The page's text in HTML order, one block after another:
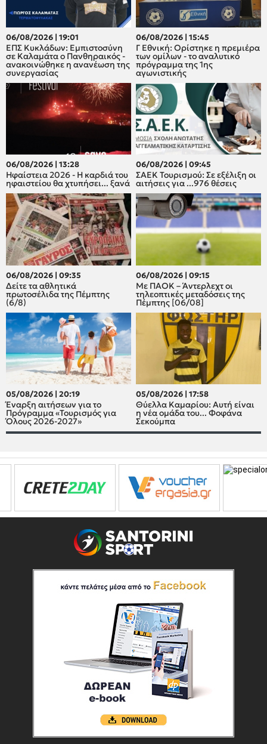
06/08/2026 | 19:01
ΕΠΣ Κυκλάδων: Εμπιστοσύνη
σε Καλαμάτα ο Πανθηραικός -
ανακοινώθηκε η ανανέωση της
συνεργασίας
06/08/2026 | 15:45
Γ Εθνική: Ορίστηκε η πρεμιέρα
των ομίλων - το αναλυτικό
πρόγραμμα της 1ης
αγωνιστικής
06/08/2026 | 13:28
Ηφαίστεια 2026 - Η καρδιά του
ηφαιστείου θα χτυπήσει... ξανά
06/08/2026 | 09:45
ΣΑΕΚ Τουρισμού: Σε εξέλιξη οι
αιτήσεις για ...976 θέσεις
06/08/2026 | 09:35
Δείτε τα αθλητικά
πρωτοσέλιδα της Πέμπτης
(6/8)
06/08/2026 | 09:15
Με ΠΑΟΚ – Άντερλεχτ οι
τηλεοπτικές μεταδόσεις της
Πέμπτης [06/08]
05/08/2026 | 20:19
Έναρξη αιτήσεων για το
Πρόγραμμα «Τουρισμός για
Όλους 2026-2027»
05/08/2026 | 17:58
Θύελλα Καμαρίου: Αυτή είναι
η νέα ομάδα του... Φοφάνα
Σεκούμπα